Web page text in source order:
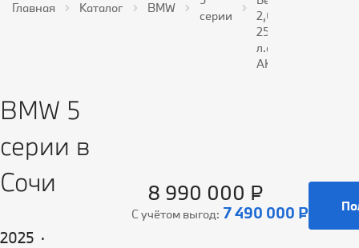
Главная Каталог BMW
серии
2,0 л
258
л.с.
АКПП
BMW 5
серии в
Сочи
2025 ·
8 990 000 ₽
С учётом выгод: 7 490 000 ₽